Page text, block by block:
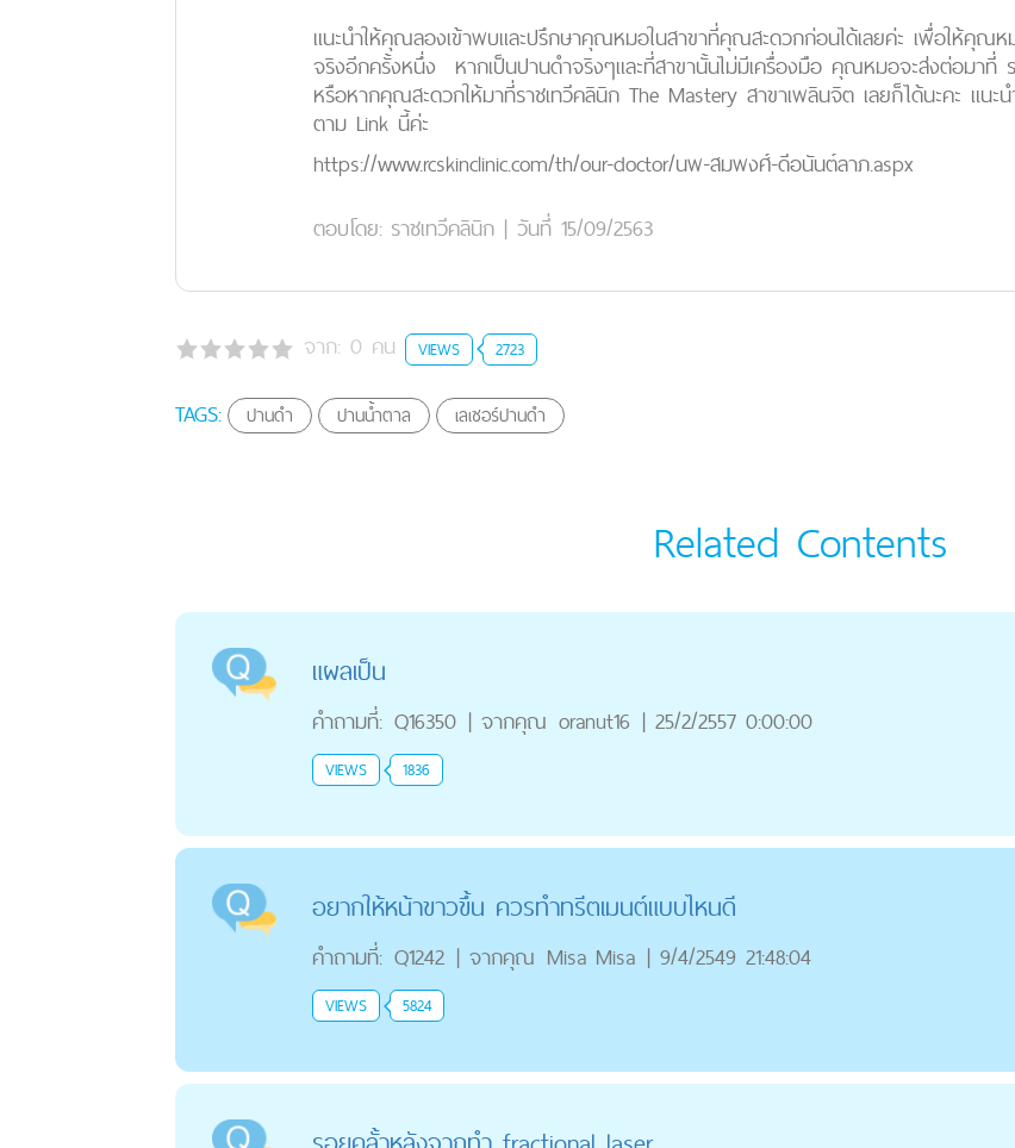
แนะนำให้คุณลองเข้าพบและปรึกษาคุณหมอในสาขาที่คุณสะดวกก่อนได้เลยค่ะ เพื่อให้คุ
จริงอีกครั้งหนึ่ง หากเป็นปานดำจริงๆและที่สาขานั้นไม่มีเครื่องมือ คุณหมอจะส่งต่อมาที่
หรือหากคุณสะดวกให้มาที่ราชเทวีคลินิก The Mastery สาขาเพลินจิต เลยก็ได้นะคะ แ
ตาม Link นี้ค่ะ
https://www.rcskinclinic.com/th/our-doctor/นพ-สมพงศ์-ดีอนันต์ลาภ.aspx
ตอบโดย: ราชเทวีคลินิก | วันที่ 15/09/2563
จาก: 0 คน VIEWS 2723
TAGS: ปานดำ ปานน้ำตาล เลเซอร์ปานดำ
Related Contents
แผลเป็น
คำถามที่: Q16350 | จากคุณ oranut16 | 25/2/2557 0:00:00
VIEWS 1836
อยากให้หน้าขาวขึ้น ควรทำทรีตเมนต์แบบไหนดี
คำถามที่: Q1242 | จากคุณ Misa Misa | 9/4/2549 21:48:04
VIEWS 5824